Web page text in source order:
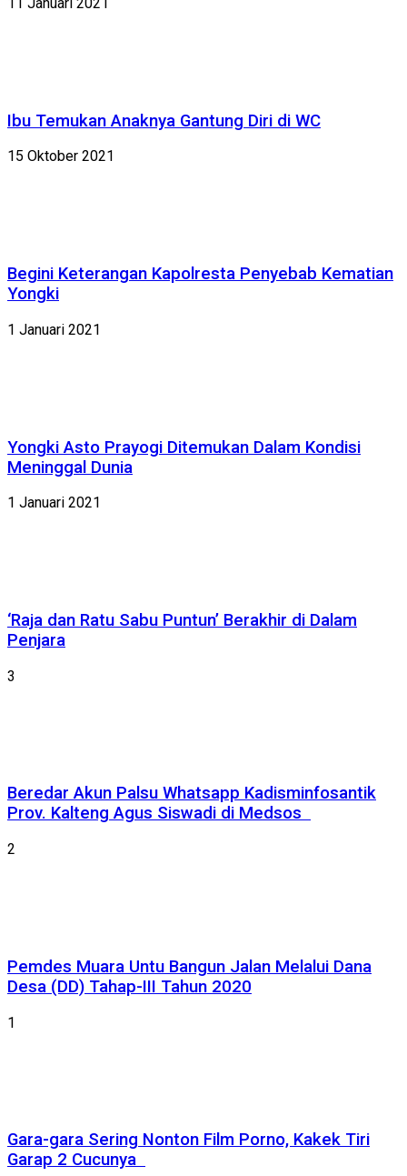
Ibu Temukan Anaknya Gantung Diri di WC
15 Oktober 2021
Begini Keterangan Kapolresta Penyebab Kematian
Yongki
1 Januari 2021
Yongki Asto Prayogi Ditemukan Dalam Kondisi
Meninggal Dunia
1 Januari 2021
‘Raja dan Ratu Sabu Puntun’ Berakhir di Dalam
Penjara
3
Beredar Akun Palsu Whatsapp Kadisminfosantik
Prov. Kalteng Agus Siswadi di Medsos
2
Pemdes Muara Untu Bangun Jalan Melalui Dana
Desa (DD) Tahap-III Tahun 2020
1
Gara-gara Sering Nonton Film Porno, Kakek Tiri
Garap 2 Cucunya